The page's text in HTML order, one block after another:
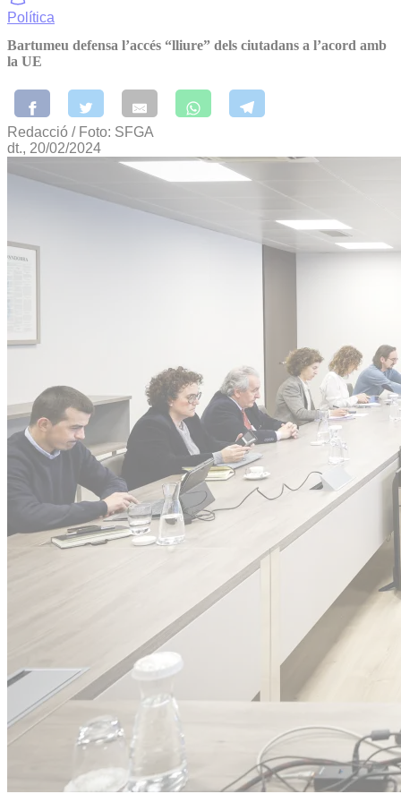
Política
Bartumeu defensa l’accés “lliure” dels ciutadans a l’acord amb
la UE
Redacció / Foto: SFGA
dt., 20/02/2024